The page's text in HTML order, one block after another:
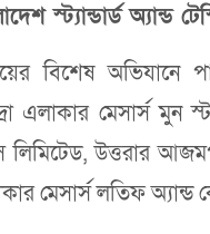
স্ট্যান্ডার্ড অ্যান্ড
বিশেষ অভিযানে
এলাকার মেসার্স
লিমিটেড, উত্তরার
মেসার্স লতিফ অ্যান্ড